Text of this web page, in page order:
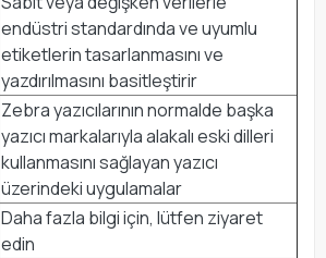
endüstri standardında ve uyumlu
etiketlerin tasarlanmasını ve
yazdırılmasını basitleştirir
Zebra yazıcılarının normalde başka
yazıcı markalarıyla alakalı eski dilleri
kullanmasını sağlayan yazıcı
üzerindeki uygulamalar
Daha fazla bilgi için, lütfen ziyaret
edin